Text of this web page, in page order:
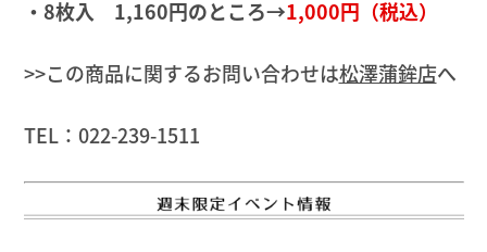
・8枚入 1,160円のところ→1,000円（税込）
>>この商品に関するお問い合わせは松澤蒲鉾店へ
TEL：022-239-1511